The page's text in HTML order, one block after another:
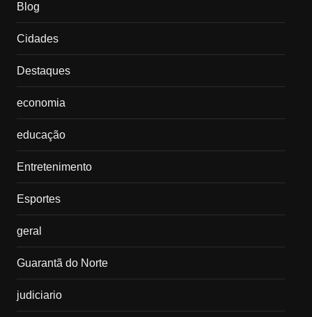
Blog
Cidades
Destaques
economia
educação
Entretenimento
Esportes
geral
Guarantã do Norte
judiciario